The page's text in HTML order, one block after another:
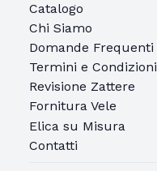
Catalogo
Chi Siamo
Domande Frequenti
Termini e Condizioni
Revisione Zattere
Fornitura Vele
Elica su Misura
Contatti